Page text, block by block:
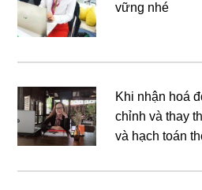
vững nhé
Khi nhận hoá
chỉnh và thay
và hạch toán